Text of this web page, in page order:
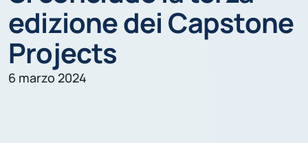
edizione dei Capstone
Projects
6 marzo 2024